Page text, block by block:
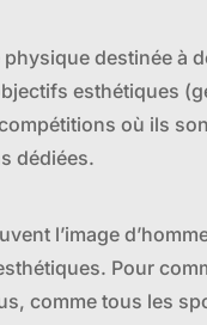
physique destinée à
esthétiques
où ils
dédiées.
l’image
Pour
comme tous les